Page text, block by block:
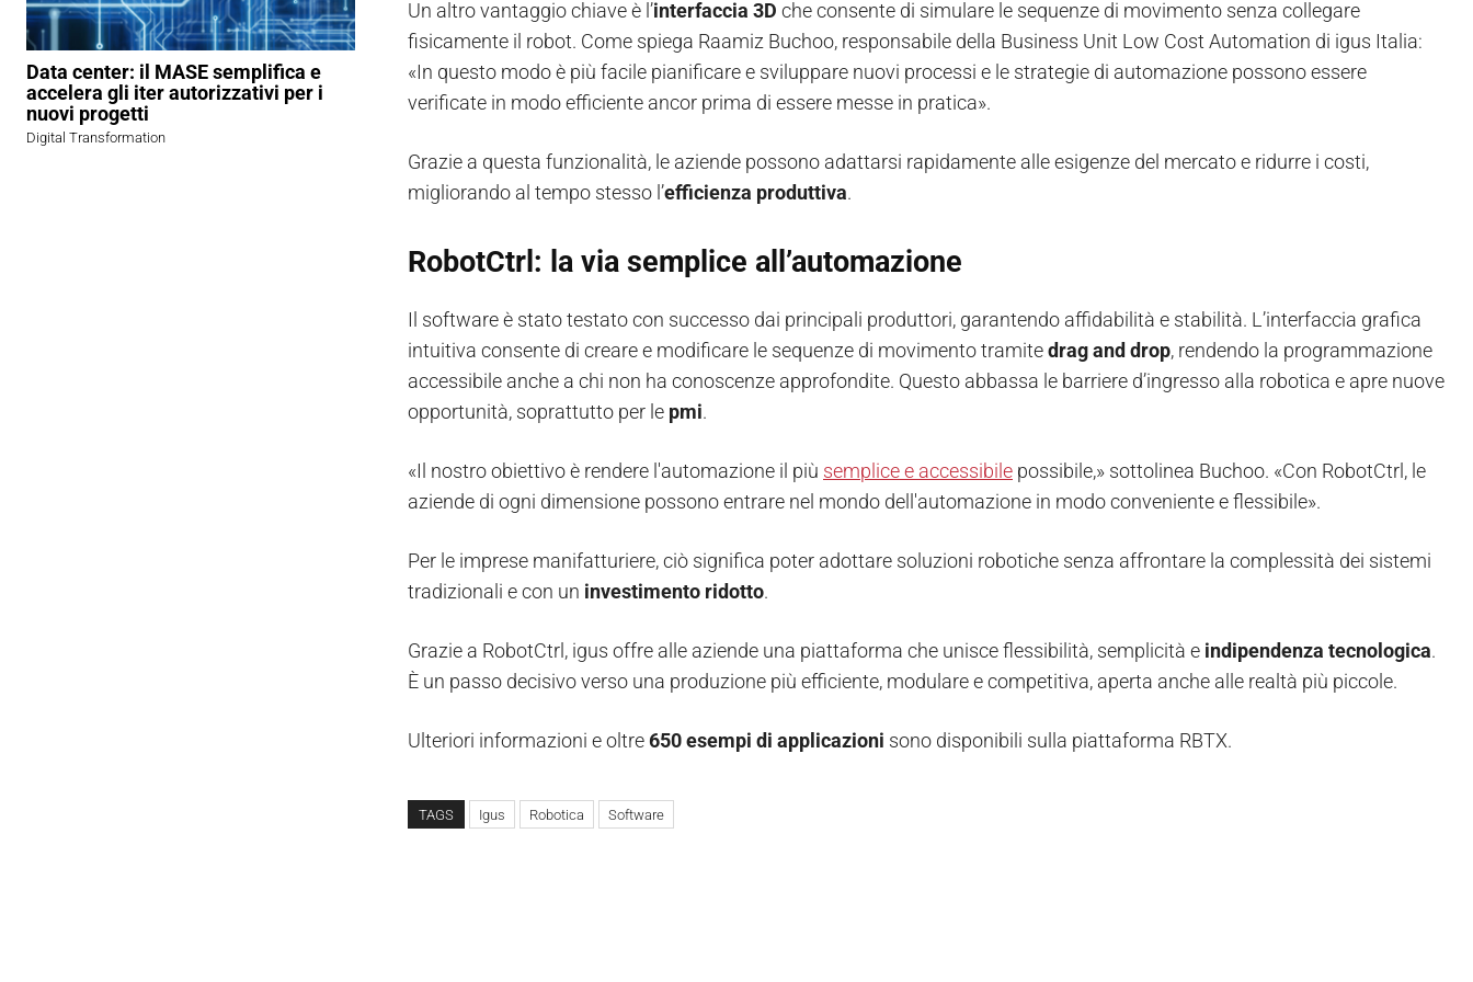
Data center: il MASE semplifica e
accelera gli iter autorizzativi per i
nuovi progetti
Digital Transformation
Un altro vantaggio chiave è l’interfaccia 3D che consente di simulare le sequenze di movimento senza collegare
fisicamente il robot. Come spiega Raamiz Buchoo, responsabile della Business Unit Low Cost Automation di igus Italia:
«In questo modo è più facile pianificare e sviluppare nuovi processi e le strategie di automazione possono essere
verificate in modo efficiente ancor prima di essere messe in pratica».
Grazie a questa funzionalità, le aziende possono adattarsi rapidamente alle esigenze del mercato e ridurre i costi,
migliorando al tempo stesso l’efficienza produttiva.
RobotCtrl: la via semplice all’automazione
Il software è stato testato con successo dai principali produttori, garantendo affidabilità e stabilità. L’interfaccia grafica
intuitiva consente di creare e modificare le sequenze di movimento tramitedrag and drop, rendendo la programmazione
accessibile anche a chi non ha conoscenze approfondite. Questo abbassa le barriere d’ingresso alla robotica e apre nuove
opportunità, soprattutto per le pmi.
«Il nostro obiettivo è rendere l'automazione il più semplice e accessibile possibile,» sottolinea Buchoo. «Con RobotCtrl, le
aziende di ogni dimensione possono entrare nel mondo dell'automazione in modo conveniente e flessibile».
Per le imprese manifatturiere, ciò significa poter adottare soluzioni robotiche senza affrontare la complessità dei sistemi
tradizionali e con un investimento ridotto.
Grazie a RobotCtrl, igus offre alle aziende una piattaforma che unisce flessibilità, semplicità e indipendenza tecnologica.
È un passo decisivo verso una produzione più efficiente, modulare e competitiva, aperta anche alle realtà più piccole.
Ulteriori informazioni e oltre650 esempi di applicazioni sono disponibili sulla piattaforma RBTX.
TAGS Igus Robotica Software